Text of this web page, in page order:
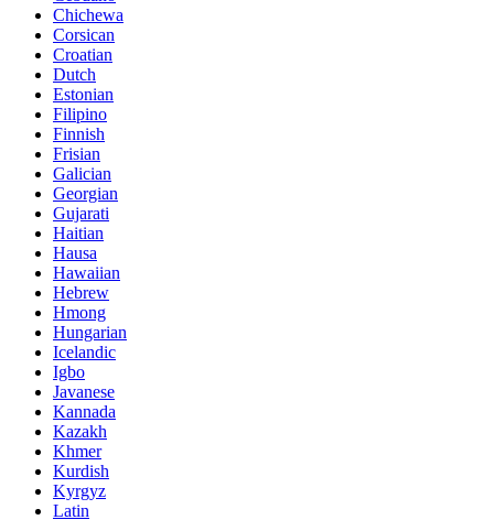
Chichewa
Corsican
Croatian
Dutch
Estonian
Filipino
Finnish
Frisian
Galician
Georgian
Gujarati
Haitian
Hausa
Hawaiian
Hebrew
Hmong
Hungarian
Icelandic
Igbo
Javanese
Kannada
Kazakh
Khmer
Kurdish
Kyrgyz
Latin